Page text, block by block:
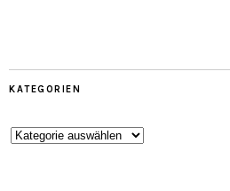
KATEGORIEN
Kategorien